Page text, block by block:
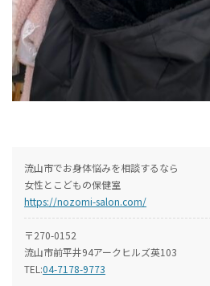
流山市でお身体悩みを相談するなら
女性とこどもの保健室
https://nozomi-salon.com/
〒270-0152
流山市前平井94アークヒルズ英103
TEL:04-7178-9773